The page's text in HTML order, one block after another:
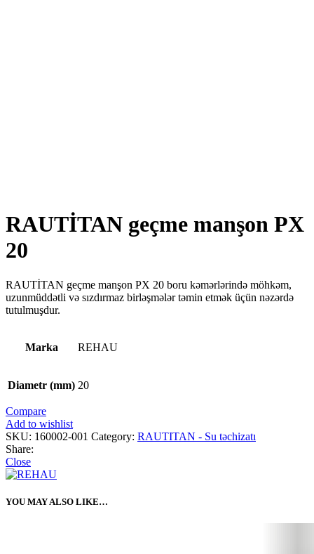
RAUTİTAN geçme manşon PX
20
RAUTİTAN geçme manşon PX 20 boru kəmərlərində möhkəm,
uzunmüddətli və sızdırmaz birləşmələr təmin etmək üçün nəzərdə
tutulmuşdur.
Marka REHAU
Diametr (mm) 20
Compare
Add to wishlist
SKU: 160002-001 Category: RAUTITAN - Su təchizatı
Share:
Close
YOU MAY ALSO LIKE…